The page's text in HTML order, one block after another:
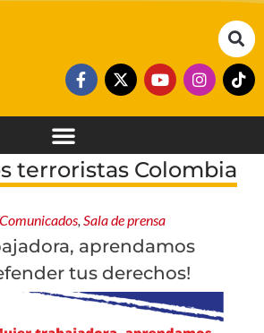
terroristas Colombia
Comunicados, Sala de prensa
aprendamos
tus derechos!